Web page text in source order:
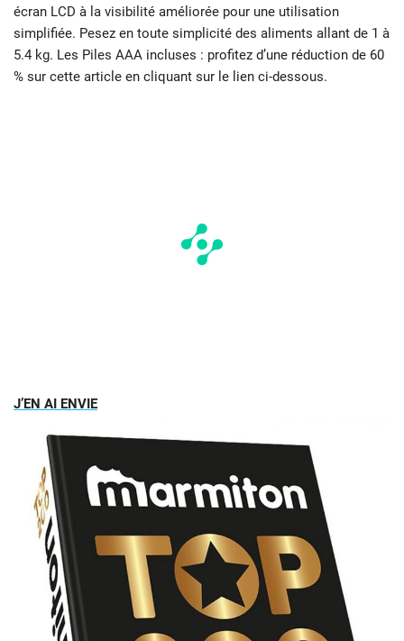
écran LCD à la visibilité améliorée pour une utilisation
simplifiée. Pesez en toute simplicité des aliments allant de 1 à
5.4 kg. Les Piles AAA incluses : profitez d’une réduction de 60
% sur cette article en cliquant sur le lien ci-dessous.
J’EN AI ENVIE